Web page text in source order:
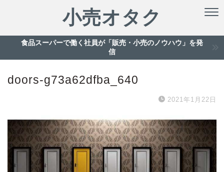
小売オタク
食品スーパーで働く社員が「販売・小売のノウハウ」を発
信
doors-g73a62dfba_640
2021年1月22日